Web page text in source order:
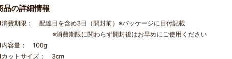
品の詳細情報
費期限： 配達日を含め3日（開封前）※パッケージに日付記載
※消費期限に関わらず開封後はお早めにご使用ください
容量： 100g
ットサイズ： 3cm